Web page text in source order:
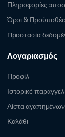
Πληροφορίες
Όροι &
Προστασία
Λογαριασμός
Προφίλ
Ιστορικό
Λίστα αγαπημένων
Καλάθι